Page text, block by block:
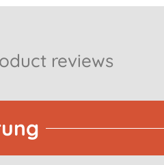
reviews